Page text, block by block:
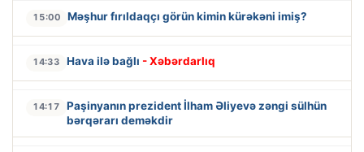
15:00 Məşhur fırıldaqçı görün kimin kürəkəni imiş?
14:33 Hava ilə bağlı - Xəbərdarlıq
14:17
Paşinyanın prezident İlham Əliyevə zəngi sülhün
bərqərarı deməkdir